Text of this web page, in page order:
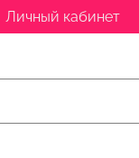
Личный кабинет